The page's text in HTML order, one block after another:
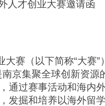
人才创业大赛邀请函
大赛（以下简称“大赛
京集聚全球创新资
通过赛事活动和海内
发掘和培养以海外留